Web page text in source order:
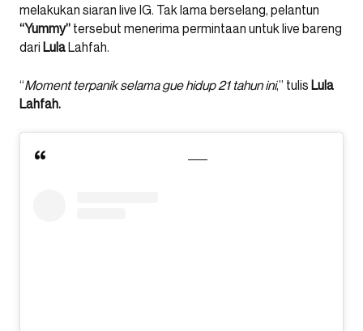
melakukan siaran live IG. Tak lama berselang, pelantun
“Yummy” tersebut menerima permintaan untuk live bareng
dari LulaLahfah.
“Moment terpanik selama gue hidup 21 tahun ini,” tulis Lula
Lahfah.